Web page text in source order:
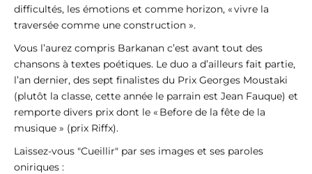
difficultés, les émotions et comme horizon, « vivre la
traversée comme une construction ».
Vous l’aurez compris Barkanan c’est avant tout des
chansons à textes poétiques. Le duo a d’ailleurs fait partie,
l’an dernier, des sept finalistes du Prix Georges Moustaki
(plutôt la classe, cette année le parrain est Jean Fauque) et
remporte divers prix dont le « Before de la fête de la
musique » (prix Riffx).
Laissez-vous "Cueillir" par ses images et ses paroles
oniriques :